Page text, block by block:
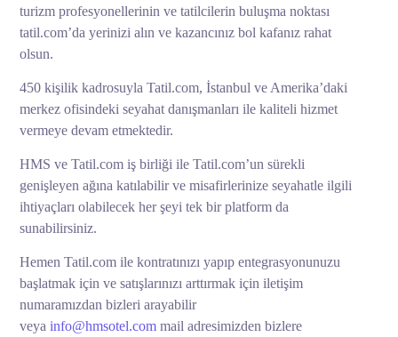
turizm profesyonellerinin ve tatilcilerin buluşma noktası
tatil.com’da yerinizi alın ve kazancınız bol kafanız rahat
olsun.
450 kişilik kadrosuyla Tatil.com, İstanbul ve Amerika’daki
merkez ofisindeki seyahat danışmanları ile kaliteli hizmet
vermeye devam etmektedir.
HMS ve Tatil.com iş birliği ile Tatil.com’un sürekli
genişleyen ağına katılabilir ve misafirlerinize seyahatle ilgili
ihtiyaçları olabilecek her şeyi tek bir platform da
sunabilirsiniz.
Hemen Tatil.com ile kontratınızı yapıp entegrasyonunuzu
başlatmak için ve satışlarınızı arttırmak için iletişim
numaramızdan bizleri arayabilir
veyainfo@hmsotel.com mail adresimizden bizlere